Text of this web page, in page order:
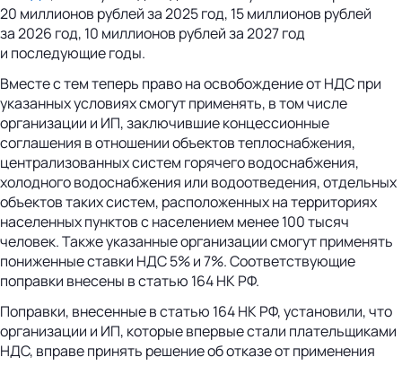
20 миллионов рублей за 2025 год, 15 миллионов рублей
за 2026 год, 10 миллионов рублей за 2027 год
и последующие годы.
Вместе с тем теперь право на освобождение от НДС при
указанных условиях смогут применять, в том числе
организации и ИП, заключившие концессионные
соглашения в отношении объектов теплоснабжения,
централизованных систем горячего водоснабжения,
холодного водоснабжения или водоотведения, отдельных
объектов таких систем, расположенных на территориях
населенных пунктов с населением менее 100 тысяч
человек. Также указанные организации смогут применять
пониженные ставки НДС 5% и 7%. Соответствующие
поправки внесены в статью 164 НК РФ.
Поправки, внесенные в статью 164 НК РФ, установили, что
организации и ИП, которые впервые стали плательщиками
НДС, вправе принять решение об отказе от применения